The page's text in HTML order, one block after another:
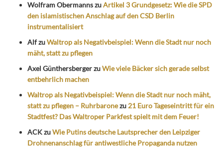
Wolfram ObermannszuArtikel 3 Grundgesetz: Wie die SPD
den islamistischen Anschlag auf den CSD Berlin
instrumentalisiert
AlfzuWaltrop als Negativbeispiel: Wenn die Stadt nur noch
mäht, statt zu pflegen
Axel GünthersbergerzuWie viele Bäcker sich gerade selbst
entbehrlich machen
Waltrop als Negativbeispiel: Wenn die Stadt nur noch mäht,
statt zu pflegen – Ruhrbaronezu 21 Euro Tageseintritt für ein
Stadtfest? Das Waltroper Parkfest spielt mit dem Feuer!
ACKzuWie Putins deutsche Lautsprecher den Leipziger
Drohnenanschlag für antiwestliche Propaganda nutzen